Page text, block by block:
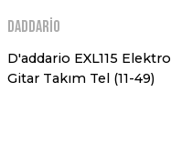
Daddario
D'addario EXL115 Elektro
Gitar Takım Tel (11-49)